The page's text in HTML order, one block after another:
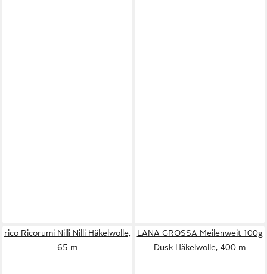
rico Ricorumi Nilli Nilli Häkelwolle,
65 m
LANA GROSSA Meilenweit 100g
Dusk Häkelwolle, 400 m